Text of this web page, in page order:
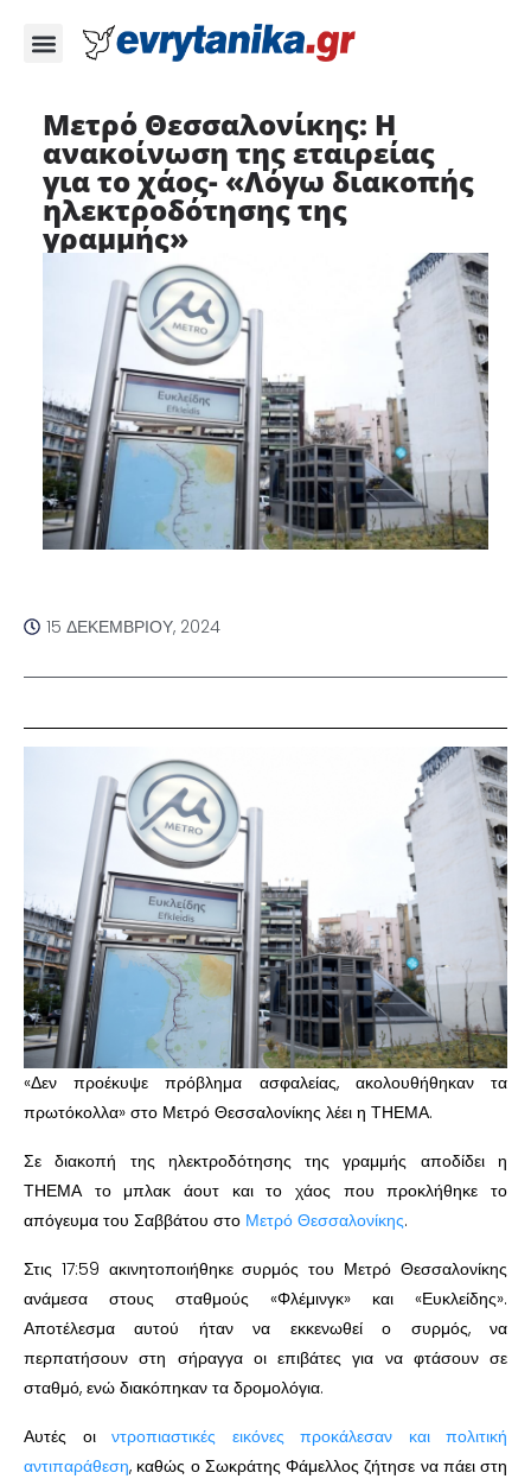
Μετρό Θεσσαλονίκης: Η
ανακοίνωση της εταιρείας
για το χάος- «Λόγω διακοπής
ηλεκτροδότησης της
γραμμής»
15 ΔΕΚΕΜΒΡΊΟΥ, 2024
«Δεν προέκυψε πρόβλημα ασφαλείας, ακολουθήθηκαν τα
πρωτόκολλα» στο Μετρό Θεσσαλονίκης λέει η ΤΗΕΜΑ.
Σε διακοπή της ηλεκτροδότησης της γραμμής αποδίδει η
ΤΗΕΜΑ το μπλακ άουτ και το χάος που προκλήθηκε το
απόγευμα του Σαββάτου στο Μετρό Θεσσαλονίκης.
Στις 17:59 ακινητοποιήθηκε συρμός του Μετρό Θεσσαλονίκης
ανάμεσα στους σταθμούς «Φλέμινγκ» και «Ευκλείδης».
Αποτέλεσμα αυτού ήταν να εκκενωθεί ο συρμός, να
περπατήσουν στη σήραγγα οι επιβάτες για να φτάσουν σε
σταθμό, ενώ διακόπηκαν τα δρομολόγια.
Αυτές οι ντροπιαστικές εικόνες προκάλεσαν και πολιτική
αντιπαράθεση, καθώς ο Σωκράτης Φάμελλος ζήτησε να πάει στη